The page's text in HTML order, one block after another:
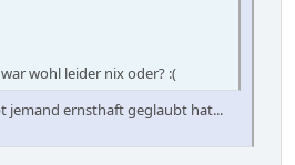
wohl leider nix oder? :(
jemand ernsthaft geglaubt hat...